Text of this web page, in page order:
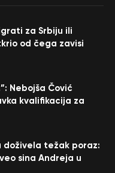
za Srbiju ili
od čega zavisi
Nebojša Čović
kvalifikacija za
doživela težak poraz:
sina Andreja u